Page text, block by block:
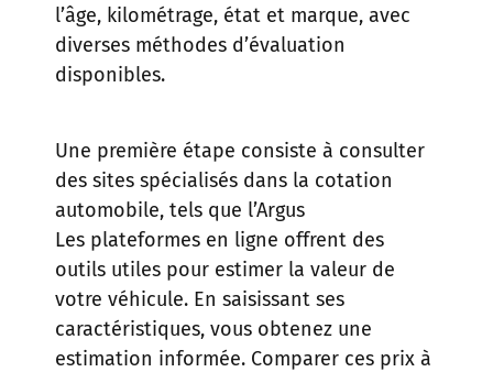
l’âge, kilométrage, état et marque, avec
diverses méthodes d’évaluation
disponibles.
Une première étape consiste à consulter
des sites spécialisés dans la cotation
automobile, tels que l’Argus
Les plateformes en ligne offrent des
outils utiles pour estimer la valeur de
votre véhicule. En saisissant ses
caractéristiques, vous obtenez une
estimation informée. Comparer ces prix à